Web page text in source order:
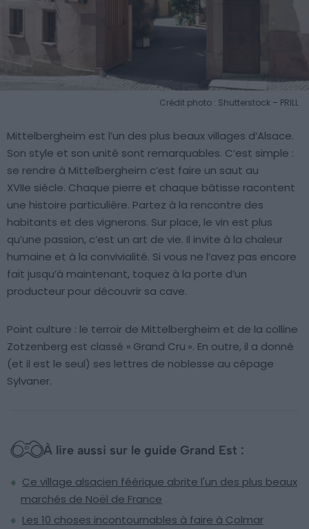
Crédit photo : Shutterstock – PRILL
Mittelbergheim est l’un des plus beaux villages d’Alsace.
Son style et son unité sont remarquables. C’est simple :
se rendre à Mittelbergheim c’est faire un saut au
XVIIe siècle. Chaque pierre et chaque bâtisse racontent
une histoire particulière. Partez à la rencontre des
habitants et des vignerons. Sur place, le vin est plus
qu’une passion, c’est un art de vie. Il invite à la chaleur
humaine et à la convivialité. Si vous ne l’avez pas encore
fait jusqu’à maintenant, toquez à la porte d’un
producteur pour découvrir sa cave.
Point culture : le terroir de Mittelbergheim et de la colline
Zotzenberg est classé « Grand Cru ». En outre, il a donné
(et il est le seul) ses lettres de noblesse au cépage
Sylvaner.
À lire aussi sur le guide Grand Est :
Ce village alsacien féérique abrite l'un des plus beaux
marchés de Noël de France
Les 10 choses incontournables à faire à Colmar